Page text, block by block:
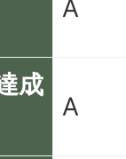
A
成
A